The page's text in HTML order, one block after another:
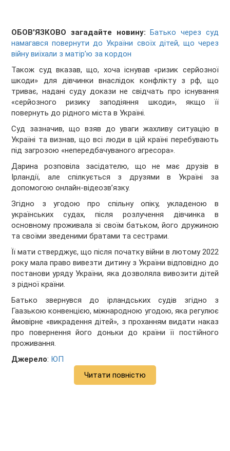
ОБОВ'ЯЗКОВО загадайте новину: Батько через суд
намагався повернути до України своїх дітей, що через
війну виїхали з матір’ю за кордон
Також суд вказав, що, хоча існував «ризик серйозної
шкоди» для дівчинки внаслідок конфлікту з рф, що
триває, надані суду докази не свідчать про існування
«серйозного ризику заподіяння шкоди», якщо її
повернуть до рідного міста в Україні.
Суд зазначив, що взяв до уваги жахливу ситуацію в
Україні та визнав, що всі люди в цій країні перебувають
під загрозою «непередбачуваного агресора».
Дарина розповіла засідателю, що не має друзів в
Ірландії, але спілкується з друзями в Україні за
допомогою онлайн-відеозв’язку.
Згідно з угодою про спільну опіку, укладеною в
українських судах, після розлучення дівчинка в
основному проживала зі своїм батьком, його дружиною
та своїми зведеними братами та сестрами.
Її мати стверджує, що після початку війни в лютому 2022
року мала право вивезти дитину з України відповідно до
постанови уряду України, яка дозволяла вивозити дітей
з рідної країни.
Батько звернувся до ірландських судів згідно з
Гаазькою конвенцією, міжнародною угодою, яка регулює
ймовірне «викрадення дітей», з проханням видати наказ
про повернення його доньки до країни її постійного
проживання.
Джерело: ЮП
Читати повністю